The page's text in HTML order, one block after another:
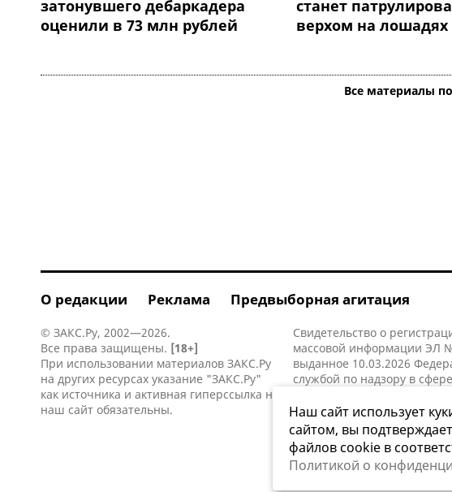
затонувшего дебаркадера
оценили в 73 млн рублей
станет
верхом на лошадях
Все материалы
О редакции Реклама Предвыборная агитация
© ЗАКС.Ру, 2002—2026.
Все права защищены. [18+]
При использовании материалов ЗАКС.Ру
на других ресурсах указание "ЗАКС.Ру"
как источника и активная гиперссылка на
наш сайт обязательны.
Свидетельство о
массовой информации ЭЛ
выданное 10.03.2026
службой по надзору в
коммуникаций
Наш сайт использует
сайтом, вы
файлов cookie в
Политикой о